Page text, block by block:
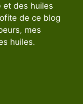
et des huiles
de ce blog
mes
huiles.